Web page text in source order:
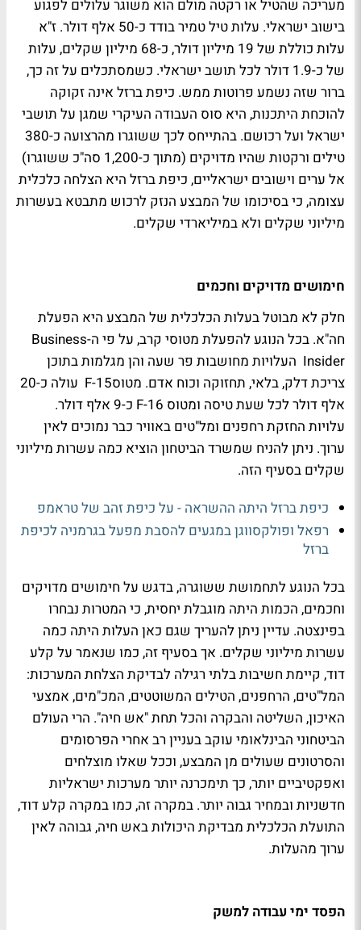
מעריכה שהטיל או רקטה מולם הוא משוגר עלולים לפגוע
בישוב ישראלי. עלות טיל טמיר בודד כ-50 אלף דולר. ז"א
עלות כוללת של 19 מיליון דולר, כ-68 מיליון שקלים, עלות
של כ-1.9 דולר לכל תושב ישראלי. כשמסתכלים על זה כך,
ברור שזה נשמע פרוטות ממש. כיפת ברזל אינה זקוקה
להוכחת היתכנות, היא סוס העבודה העיקרי שמגן על תושבי
ישראל ועל רכושם. בהתייחס לכך ששוגרו מהרצועה כ-380
טילים ורקטות שהיו מדויקים (מתוך כ-1,200 סה"כ ששוגרו)
אל ערים וישובים ישראליים, כיפת ברזל היא הצלחה כלכלית
עצומה, כי בסיכומו של המבצע הנזק לרכוש מתבטא בעשרות
מיליוני שקלים ולא במיליארדי שקלים.
חימושים מדויקים וחכמים
חלק לא מבוטל בעלות הכלכלית של המבצע היא הפעלת
חה"א. בכל הנוגע להפעלת מטוסי קרב, על פי ה-Business
Insider העלויות מחושבות פר שעה והן מגלמות בתוכן
צריכת דלק, בלאי, תחזוקה וכוח אדם. מטוסF-15 עולה כ-20
אלף דולר לכל שעת טיסה ומטוס F-16 כ-9 אלף דולר.
עלויות החזקת רחפנים ומל"טים באוויר כבר נמוכים לאין
ערוך. ניתן להניח שמשרד הביטחון הוציא כמה עשרות מיליוני
שקלים בסעיף הזה.
כיפת ברזל היתה ההשראה - על כיפת זהב של טראמפ
רפאל ופולקסווגן במגעים להסבת מפעל בגרמניה לכיפת
ברזל
בכל הנוגע לתחמושת ששוגרה, בדגש על חימושים מדויקים
וחכמים, הכמות היתה מוגבלת יחסית, כי המטרות נבחרו
בפינצטה. עדיין ניתן להעריך שגם כאן העלות היתה כמה
עשרות מיליוני שקלים. אך בסעיף זה, כמו שנאמר על קלע
דוד, קיימת חשיבות בלתי רגילה לבדיקת הצלחת המערכות:
המל"טים, הרחפנים, הטילים המשוטטים, המכ"מים, אמצעי
האיכון, השליטה והבקרה והכל תחת "אש חיה". הרי העולם
הביטחוני הבינלאומי עוקב בעניין רב אחרי הפרסומים
והסרטונים שעולים מן המבצע, וככל שאלו מוצלחים
ואפקטיביים יותר, כך תימכרנה יותר מערכות ישראליות
חדשניות ובמחיר גבוה יותר. במקרה זה, כמו במקרה קלע דוד,
התועלת הכלכלית מבדיקת היכולות באש חיה, גבוהה לאין
ערוך מהעלות.
הפסד ימי עבודה למשק